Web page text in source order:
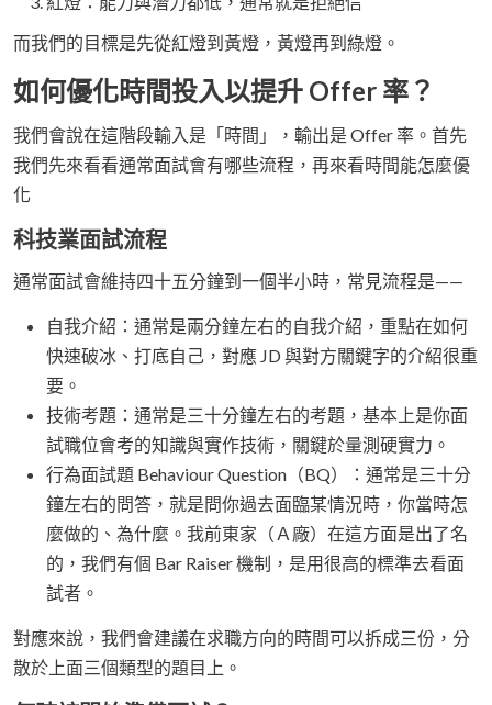
而我們的目標是先從紅燈到黃燈，黃燈再到綠燈。
如何優化時間投入以提升 Offer 率？
我們會說在這階段輸入是「時間」，輸出是 Offer 率。首先
我們先來看看通常面試會有哪些流程，再來看時間能怎麼優
化
科技業面試流程
通常面試會維持四十五分鐘到一個半小時，常見流程是——
自我介紹：通常是兩分鐘左右的自我介紹，重點在如何
快速破冰、打底自己，對應 JD 與對方關鍵字的介紹很重
要。
技術考題：通常是三十分鐘左右的考題，基本上是你面
試職位會考的知識與實作技術，關鍵於量測硬實力。
行為面試題 Behaviour Question（BQ）：通常是三十分
鐘左右的問答，就是問你過去面臨某情況時，你當時怎
麼做的、為什麼。我前東家（Ａ廠）在這方面是出了名
的，我們有個 Bar Raiser 機制，是用很高的標準去看面
試者。
對應來說，我們會建議在求職方向的時間可以拆成三份，分
散於上面三個類型的題目上。